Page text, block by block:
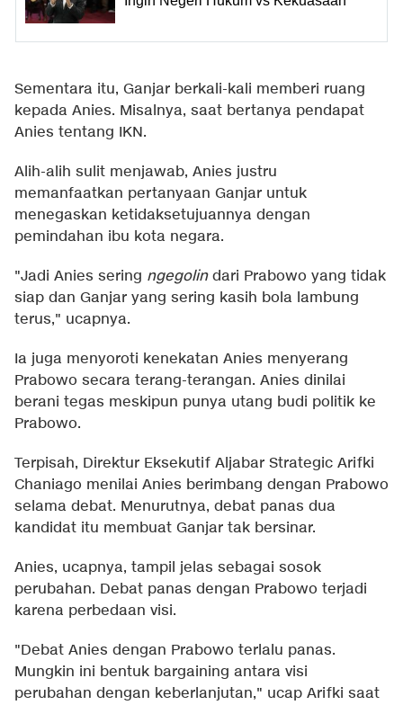
Sementara itu, Ganjar berkali-kali memberi ruang
kepada Anies. Misalnya, saat bertanya pendapat
Anies tentang IKN.
Alih-alih sulit menjawab, Anies justru
memanfaatkan pertanyaan Ganjar untuk
menegaskan ketidaksetujuannya dengan
pemindahan ibu kota negara.
"Jadi Anies sering ngegolindari Prabowo yang tidak
siap dan Ganjar yang sering kasih bola lambung
terus," ucapnya.
Ia juga menyoroti kenekatan Anies menyerang
Prabowo secara terang-terangan. Anies dinilai
berani tegas meskipun punya utang budi politik ke
Prabowo.
Terpisah, Direktur Eksekutif Aljabar Strategic Arifki
Chaniago menilai Anies berimbang dengan Prabowo
selama debat. Menurutnya, debat panas dua
kandidat itu membuat Ganjar tak bersinar.
Anies, ucapnya, tampil jelas sebagai sosok
perubahan. Debat panas dengan Prabowo terjadi
karena perbedaan visi.
"Debat Anies dengan Prabowo terlalu panas.
Mungkin ini bentuk bargaining antara visi
perubahan dengan keberlanjutan," ucap Arifki saat